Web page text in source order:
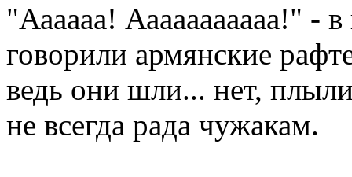
"Аааааа! Ааааааааааа!" -
говорили армянские
ведь они шли... нет,
не всегда рада чужакам.